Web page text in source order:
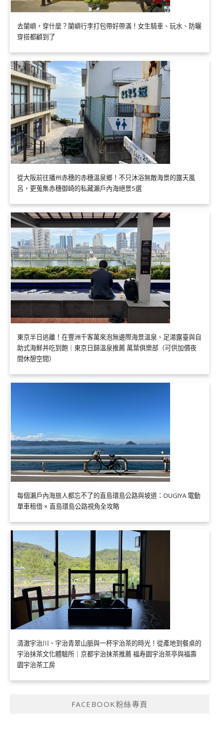
去蘭嶼，穿什麼？蘭嶼行李打包帶好帶滿！女生騎車、玩水、防曬
穿搭都顧到了
從大阪前往播州赤穗的赤穗溫泉鄉！不只沐浴無敵海景的露天風
呂，更蒐集赤穗御崎的私藏瀨戶內海絕景5選
東京半日逃離！在豐洲千客萬來泡無邊際海景溫泉、足湯露臺與自
助式海鮮丼吃到飽｜東京日歸溫泉推薦 萬葉俱樂部（可供加價夜
間休憩空間）
每個瀨戶內海旅人都忘不了的直島環島公路與坡道：OUGIYA 電動
單車租借 × 直島環島公路視角全攻略
清澈宇治川、宇治青翠山脈與一杯宇治茶的時光！從產地到餐桌的
宇治抹茶文化體驗所｜京都宇治抹茶推薦 福寿園宇治茶亭與福壽
園宇治茶工房
FACEBOOK粉絲專頁